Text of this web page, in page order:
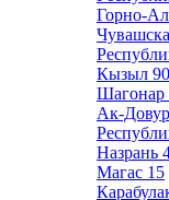
Горно-
Кызыл 90
Шагонар
Ак-
Назрань
Магас 15